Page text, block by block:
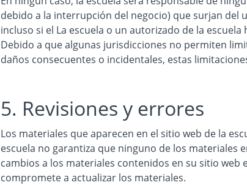
debido a la interrupción del negocio) que surjan del
incluso si el La escuela o un autorizado de la
Debido a que algunas jurisdicciones no permiten
daños consecuentes o incidentales, estas
5. Revisiones y errores
Los materiales que aparecen en el sitio web de la
escuela no garantiza que ninguno de los materiales
cambios a los materiales contenidos en su sitio
compromete a actualizar los materiales.